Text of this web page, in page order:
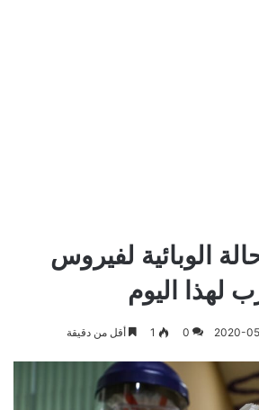
الوبائية لفيروس
لهذا اليوم
2020-
0
1 أقل من دقيقة